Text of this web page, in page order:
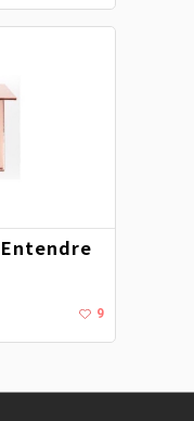
Entendre
9